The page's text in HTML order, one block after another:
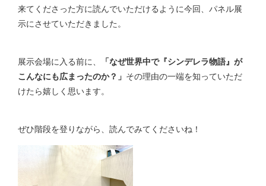
来てくださった方に読んでいただけるように今回、パネル展
示にさせていただきました。
展示会場に入る前に、
「なぜ世界中で『シンデレラ物語』が
こんなにも広まったのか？」 その理由の一端を知っていただ
けたら嬉しく思います。
ぜひ階段を登りながら、読んでみてくださいね！